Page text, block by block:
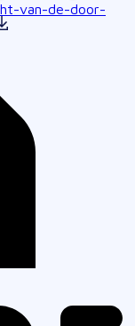
van-de-door-